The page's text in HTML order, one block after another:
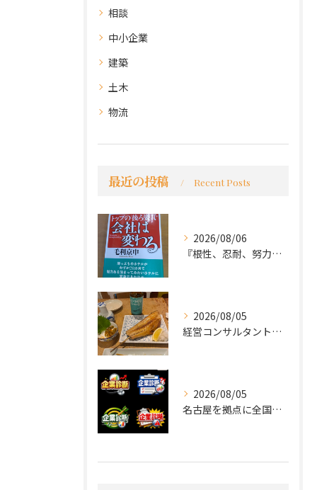
相談
中小企業
建築
土木
物流
最近の投稿 Recent Posts
2026/08/06
『根性、忍耐、努力という言葉は死語なのか』
2026/08/05
経営コンサルタントのモーちゃん・毛利京申です。
2026/08/05
名古屋を拠点に全国で活動する 経営コンサルタントの 毛利京申...